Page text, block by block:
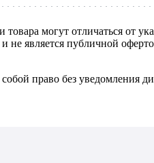
товара могут отличаться от
не является публичной
собой право без уведомления